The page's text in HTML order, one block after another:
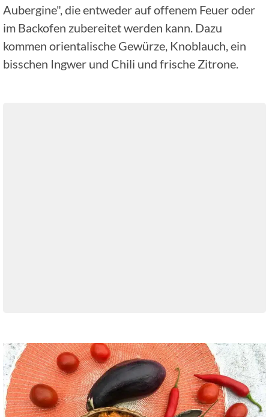
Aubergine", die entweder auf offenem Feuer oder
im Backofen zubereitet werden kann. Dazu
kommen orientalische Gewürze, Knoblauch, ein
bisschen Ingwer und Chili und frische Zitrone.